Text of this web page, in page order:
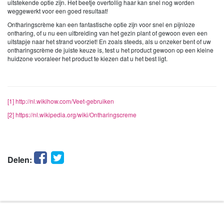
uitstekende optie zijn. Het beetje overtollig haar kan snel nog worden
weggewerkt voor een goed resultaat!
Ontharingscrème kan een fantastische optie zijn voor snel en pijnloze
ontharing, of u nu een uitbreiding van het gezin plant of gewoon even een
uitstapje naar het strand voorziet! En zoals steeds, als u onzeker bent of uw
ontharingscrème de juiste keuze is, test u het product gewoon op een kleine
huidzone vooraleer het product te kiezen dat u het best ligt.
[1]http://nl.wikihow.com/Veet-gebruiken
[2]https://nl.wikipedia.org/wiki/Ontharingscreme
Delen: Facebook
Twitter